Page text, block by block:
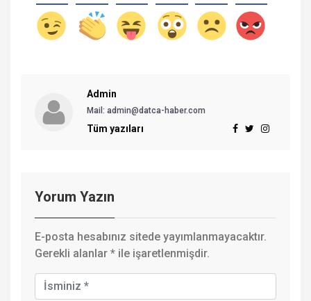
Admin
Mail: admin@datca-haber.com
Tüm yazıları
Yorum Yazın
E-posta hesabınız sitede yayımlanmayacaktır.
Gerekli alanlar * ile işaretlenmişdir.